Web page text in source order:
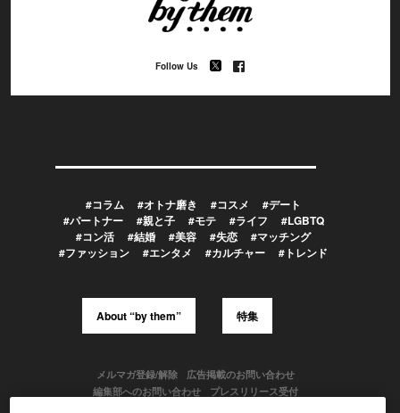
Follow Us
#コラム #オトナ磨き #コスメ
#デート
#パートナー
#親と子 #モテ #ライフ
#LGBTQ
#コン活
#結婚 #美容 #失恋
#マッチング
#ファッション
#エンタメ #カルチャー #トレンド
About “by them” 特集
メルマガ登録/解除
広告掲載のお問い合わせ
編集部へのお問い合わせ
プレスリリース受付